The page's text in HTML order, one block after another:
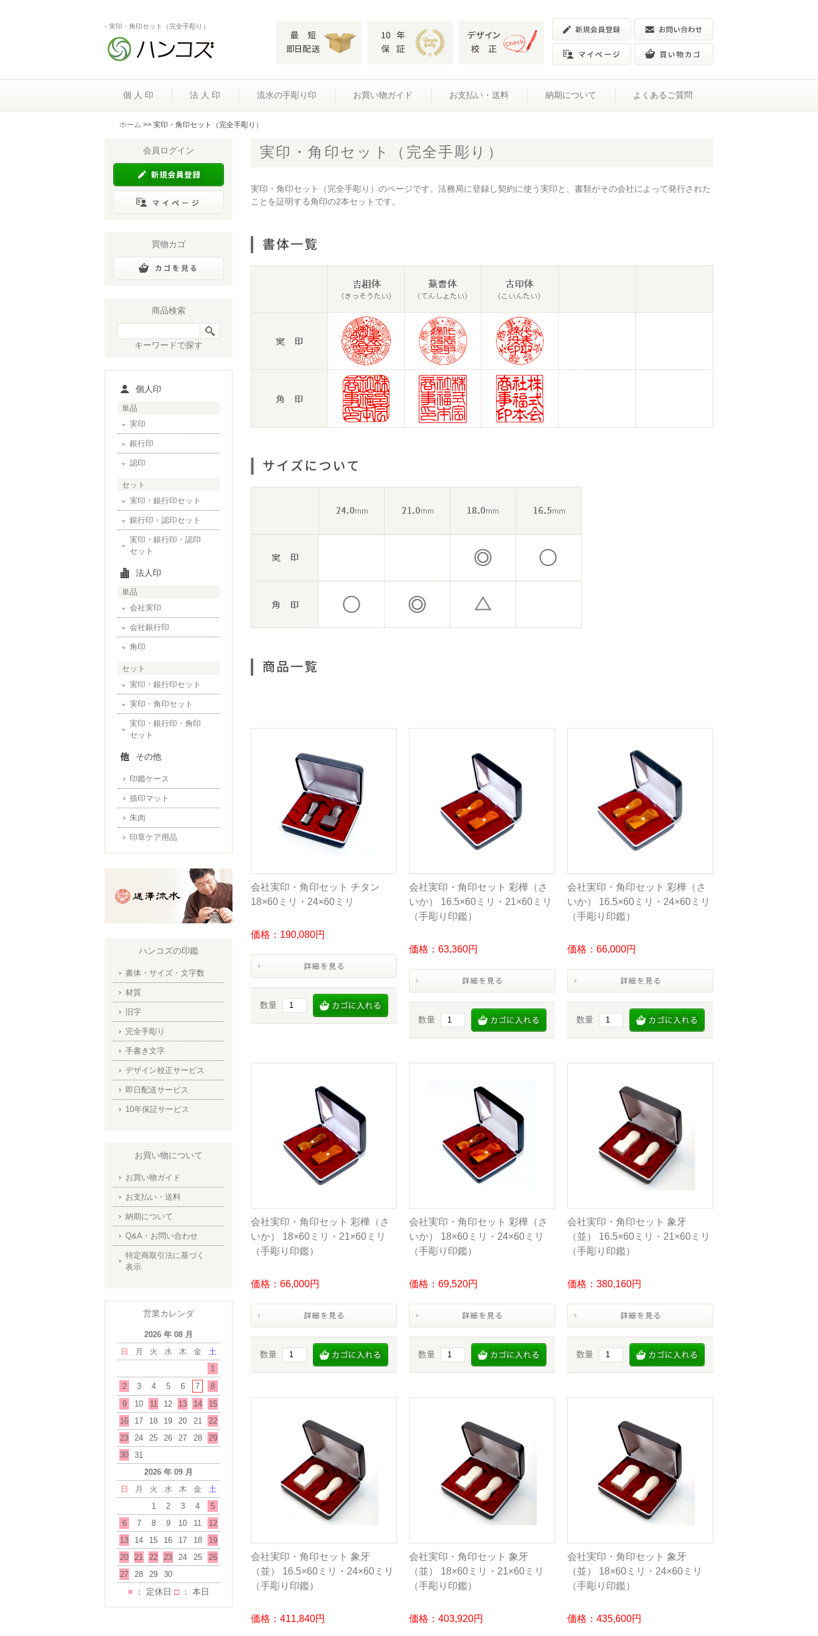
- 実印・角印セット（完全手彫り）
個 人 印 法 人 印 流水の手彫り印 お買い物ガイド お支払い・送料 納期について よくあるご質問
ホーム >> 実印・角印セット（完全手彫り）
実印・角印セット（完全手彫り）
実印・角印セット（完全手彫り）のページです。法務局に登録し契約に使う実印と、書類がその会社によって発行された
ことを証明する角印の2本セットです。
会社実印・角印セット チタン
18×60ミリ・24×60ミリ
価格：190,080円
数量
会社実印・角印セット 彩樺（さ
いか） 16.5×60ミリ・21×60ミリ
（手彫り印鑑）
価格：63,360円
数量
会社実印・角印セット 彩樺（さ
いか） 16.5×60ミリ・24×60ミリ
（手彫り印鑑）
価格：66,000円
数量
会社実印・角印セット 彩樺（さ
いか） 18×60ミリ・21×60ミリ
（手彫り印鑑）
価格：66,000円
数量
会社実印・角印セット 彩樺（さ
いか） 18×60ミリ・24×60ミリ
（手彫り印鑑）
価格：69,520円
数量
会社実印・角印セット 象牙
（並） 16.5×60ミリ・21×60ミリ
（手彫り印鑑）
価格：380,160円
数量
会社実印・角印セット 象牙
（並） 16.5×60ミリ・24×60ミリ
（手彫り印鑑）
価格：411,840円
会社実印・角印セット 象牙
（並） 18×60ミリ・21×60ミリ
（手彫り印鑑）
価格：403,920円
会社実印・角印セット 象牙
（並） 18×60ミリ・24×60ミリ
（手彫り印鑑）
価格：435,600円
会員ログイン
買物カゴ
商品検索
キーワードで探す
個人印
単品
実印
銀行印
認印
セット
実印・銀行印セット
銀行印・認印セット
実印・銀行印・認印
セット
法人印
単品
会社実印
会社銀行印
角印
セット
実印・銀行印セット
実印・角印セット
実印・銀行印・角印
セット
その他
印鑑ケース
捺印マット
朱肉
印章ケア用品
ハンコズの印鑑
書体・サイズ・文字数
材質
旧字
完全手彫り
手書き文字
デザイン校正サービス
即日配送サービス
10年保証サービス
お買い物について
お買い物ガイド
お支払い・送料
納期について
Q&A・お問い合わせ
特定商取引法に基づく
表示
営業カレンダ
2026 年 08 月
日
月 火 水 木 金
土
1
2
3 4 5 6 7
8
9
10 11 12 13 14
15
16
17 18 19 20 21
22
23
24 25 26 27 28
29
30
31
2026 年 09 月
日
月 火 水 木 金
土
1
2 3 4
5
6
7 8 9 10 11
12
13
14 15 16 17 18
19
20
21 22 23 24 25
26
27
28 29 30
■ ： 定休日 □： 本日